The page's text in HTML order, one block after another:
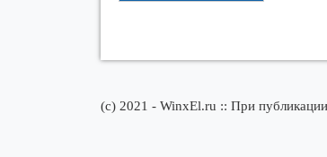
(c) 2021 - WinxEl.ru :: При публикации